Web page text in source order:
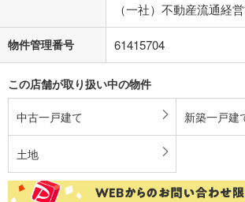
（一社）不動産流通経
物件管理番号 61415704
この店舗が取り扱い中の物件
中古一戸建て 新築一戸建
土地